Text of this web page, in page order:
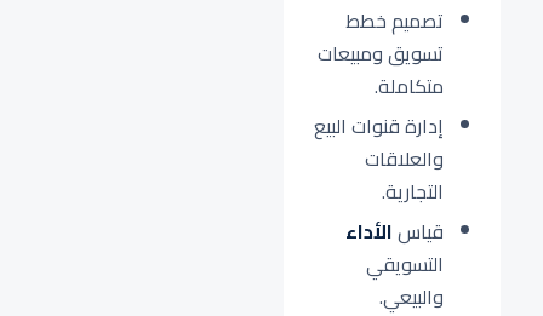
تصميم خطط
تسويق ومبيعات
متكاملة.
إدارة قنوات البيع
والعلاقات
التجارية.
قياسالأداء
التسويقي
والبيعي.